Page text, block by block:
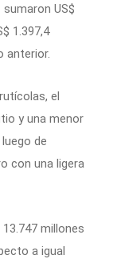
US$
1.397,4
anterior.
el
y una menor
de
con una ligera
millones
a igual